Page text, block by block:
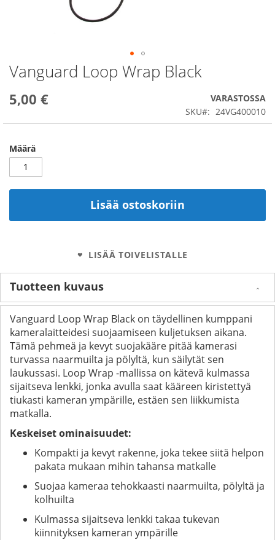
Vanguard Loop Wrap Black
5,00 €
VARASTOSSA
SKU
24VG400010
Määrä
Lisää ostoskoriin
LISÄÄ TOIVELISTALLE
Skip
to
beginning
the
gallery
Tuotteen kuvaus
Vanguard Loop Wrap Black on täydellinen kumppani
kameralaitteidesi suojaamiseen kuljetuksen aikana.
Tämä pehmeä ja kevyt suojakääre pitää kamerasi
turvassa naarmuilta ja pölyltä, kun säilytät sen
laukussasi. Loop Wrap -mallissa on kätevä kulmassa
sijaitseva lenkki, jonka avulla saat kääreen kiristettyä
tiukasti kameran ympärille, estäen sen liikkumista
matkalla.
Keskeiset ominaisuudet:
Kompakti ja kevyt rakenne, joka tekee siitä helpon
pakata mukaan mihin tahansa matkalle
Suojaa kameraa tehokkaasti naarmuilta, pölyltä ja
kolhuilta
Kulmassa sijaitseva lenkki takaa tukevan
kiinnityksen kameran ympärille